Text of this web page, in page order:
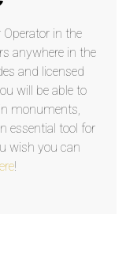
Operator in the
anywhere in the
and licensed
will be able to
monuments,
essential tool for
wish you can
!